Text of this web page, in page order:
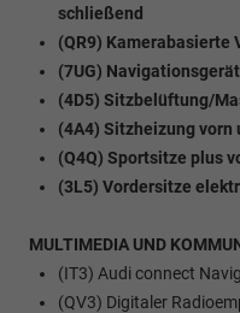
schließend
(QR9) Kamerabasierte
(7UG)
(4D5) Sitzbelüftung/
(4A4) Sitzheizung vorn
(Q4Q) Sportsitze plus
(3L5) Vordersitze
MULTIMEDIA UND
(IT3) Audi connect
(QV3) Digitaler